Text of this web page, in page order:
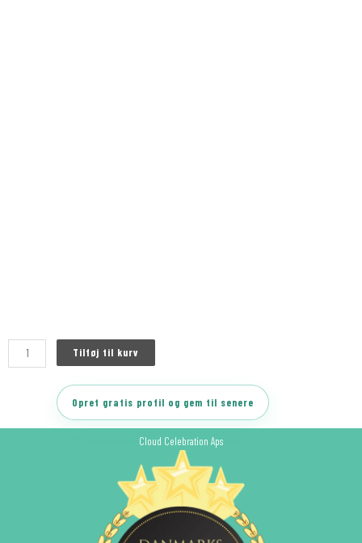
Tilføj til kurv
Opret gratis profil og gem til senere
Cloud Celebration Aps